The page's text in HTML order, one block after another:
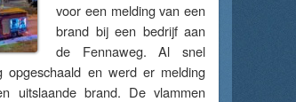
voor een melding van een
brand bij een bedrijf aan
de Fennaweg. Al snel
opgeschaald en werd er melding
uitslaande brand. De vlammen